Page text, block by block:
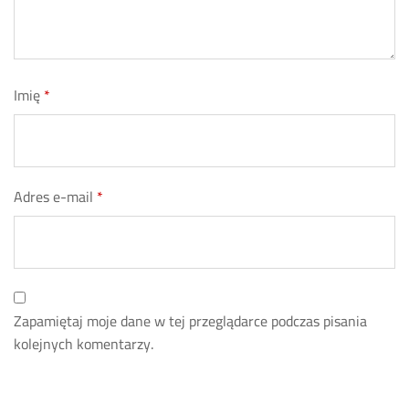
Imię*
Adres e-mail *
Zapamiętaj moje dane w tej przeglądarce podczas pisania
kolejnych komentarzy.